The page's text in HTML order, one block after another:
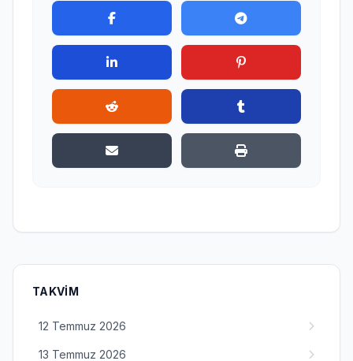
TAKVIM
12 Temmuz 2026
13 Temmuz 2026